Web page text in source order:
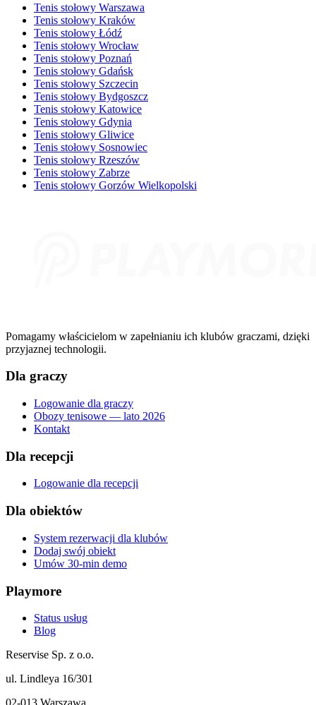
Tenis stołowy Warszawa
Tenis stołowy Kraków
Tenis stołowy Łódź
Tenis stołowy Wrocław
Tenis stołowy Poznań
Tenis stołowy Gdańsk
Tenis stołowy Szczecin
Tenis stołowy Bydgoszcz
Tenis stołowy Katowice
Tenis stołowy Gdynia
Tenis stołowy Gliwice
Tenis stołowy Sosnowiec
Tenis stołowy Rzeszów
Tenis stołowy Zabrze
Tenis stołowy Gorzów Wielkopolski
Pomagamy właścicielom w zapełnianiu ich klubów graczami, dzięki
przyjaznej technologii.
Dla graczy
Logowanie dla graczy
Obozy tenisowe — lato 2026
Kontakt
Dla recepcji
Logowanie dla recepcji
Dla obiektów
System rezerwacji dla klubów
Dodaj swój obiekt
Umów 30-min demo
Playmore
Status usług
Blog
Reservise Sp. z o.o.
ul. Lindleya 16/301